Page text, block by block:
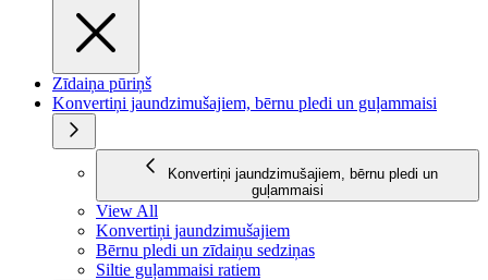
Zīdaiņa pūriņš
Konvertiņi jaundzimušajiem, bērnu pledi un guļammaisi
Konvertiņi jaundzimušajiem, bērnu pledi un
guļammaisi
View All
Konvertiņi jaundzimušajiem
Bērnu pledi un zīdaiņu sedziņas
Siltie guļammaisi ratiem